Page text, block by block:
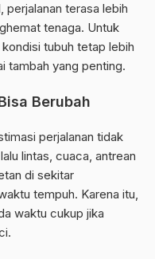
perjalanan terasa lebih
tenaga. Untuk
tubuh tetap lebih
tambah yang penting.
Berubah
perjalanan tidak
lintas, cuaca, antrean
di sekitar
tempuh. Karena itu,
waktu cukup jika